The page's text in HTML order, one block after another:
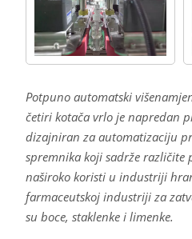
Potpuno automatski
četiri kotača vrlo je napredan
dizajniran za automatizaciju
spremnika koji sadrže različite
naširoko koristi u industriji
farmaceutskoj industriji za
su boce, staklenke i limenke.